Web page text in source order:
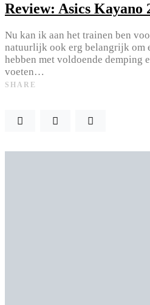
Review: Asics Kayano
Nu kan ik aan het trainen ben
natuurlijk ook erg belangrijk om
hebben met voldoende demping
voeten…
SHARE